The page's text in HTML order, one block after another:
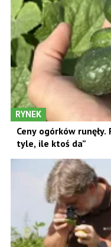
RYNEK
Ceny ogórków
tyle, ile ktoś da”